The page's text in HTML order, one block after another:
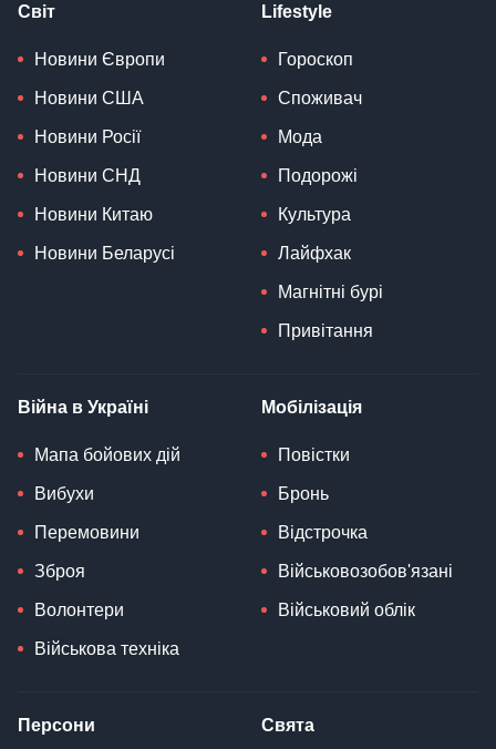
Світ
Новини Європи
Новини США
Новини Росії
Новини СНД
Новини Китаю
Новини Беларусі
Lifestyle
Гороскоп
Споживач
Мода
Подорожі
Культура
Лайфхак
Магнітні бурі
Привітання
Війна в Україні
Мапа бойових дій
Вибухи
Перемовини
Зброя
Волонтери
Військова техніка
Мобілізація
Повістки
Бронь
Відстрочка
Військовозобов'язані
Військовий облік
Персони Свята